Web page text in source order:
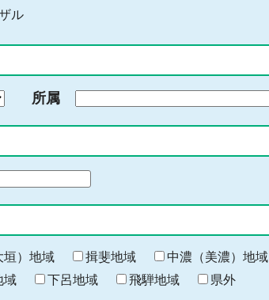
ル
所属
垣）地域 揖斐地域 中濃（美濃）地域
域 下呂地域 飛騨地域 県外